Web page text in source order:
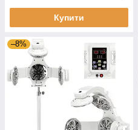
Купити
–8%